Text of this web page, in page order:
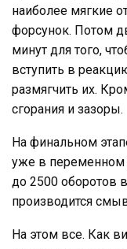
наиболее мягкие
форсунок. Потом
минут для того,
вступить в
размягчить их.
сгорания и зазоры.
На финальном
уже в
до 2500 оборотов
производится
На этом все. Как